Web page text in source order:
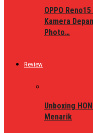
OPPO
Kamera
Photo…
Review
Unboxing
Menarik